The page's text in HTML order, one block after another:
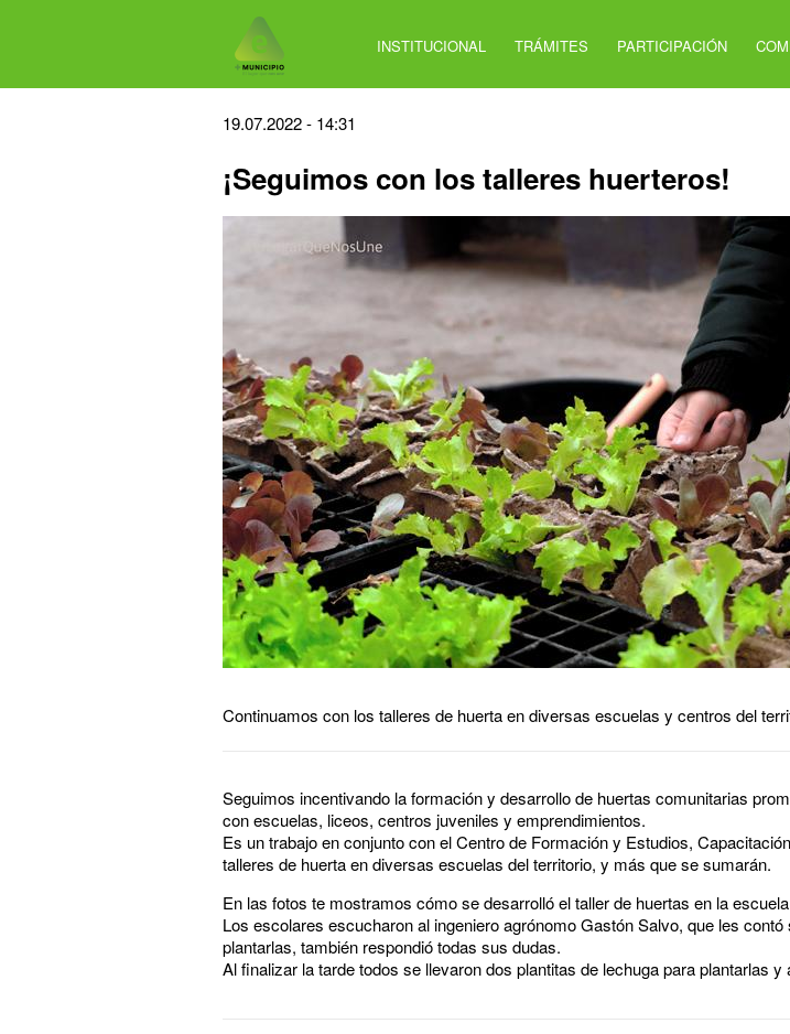
INSTITUCIONAL TRÁMITES PARTICIPACIÓN
Back
top
19.07.2022 - 14:31
¡Seguimos con los talleres huerteros!
Continuamos con los talleres de huerta en diversas escuelas y centros del
Seguimos incentivando la formación y desarrollo de huertas comunitarias
con escuelas, liceos, centros juveniles y emprendimientos.
Es un trabajo en conjunto con el Centro de Formación y Estudios,
talleres de huerta en diversas escuelas del territorio, y más que se sumarán.
En las fotos te mostramos cómo se desarrolló el taller de huertas en la
Los escolares escucharon al ingeniero agrónomo Gastón Salvo, que les
plantarlas, también respondió todas sus dudas.
Al finalizar la tarde todos se llevaron dos plantitas de lechuga para plantarlas y